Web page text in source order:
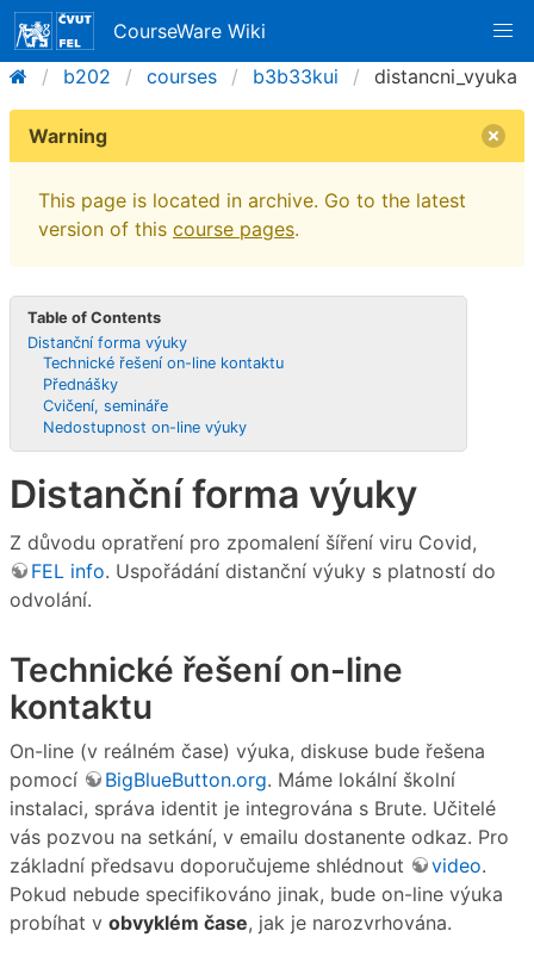
CourseWare Wiki
b202
courses b3b33kui distancni_vyuka
Warning
This page is located in archive. Go to the latest
version of this course pages.
Table of Contents
Distanční forma výuky
Technické řešení on-line kontaktu
Přednášky
Cvičení, semináře
Nedostupnost on-line výuky
Distanční forma výuky
Z důvodu opratření pro zpomalení šíření viru Covid,
FEL info. Uspořádání distanční výuky s platností do
odvolání.
Technické řešení on-line
kontaktu
On-line (v reálném čase) výuka, diskuse bude řešena
pomocí
BigBlueButton.org. Máme lokální školní
instalaci, správa identit je integrována s Brute. Učitelé
vás pozvou na setkání, v emailu dostanente odkaz. Pro
základní předsavu doporučujeme shlédnout
video.
Pokud nebude specifikováno jinak, bude on-line výuka
probíhat v obvyklém čase, jak je narozvrhována.